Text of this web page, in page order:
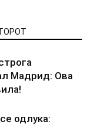
Мадрид: Ова
одлука: